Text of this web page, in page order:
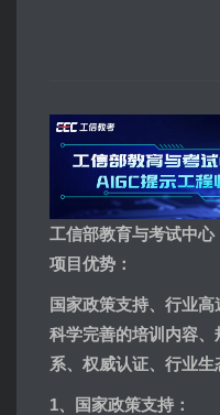
工信部教育与考试中
项目优势：
国家政策支持、行业高
科学完善的培训内容
系、权威认证、行业生
1、国家政策支持：